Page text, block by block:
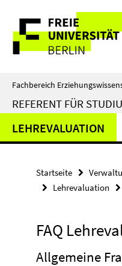
direkt
Inhalt
Service-
Navigation
Fachbereich
REFERENT FÜR
LEHREVALUATION
Startseite
Lehrevaluation
FAQ
Allgemeine